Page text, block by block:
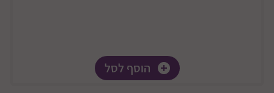
הוסף לסל